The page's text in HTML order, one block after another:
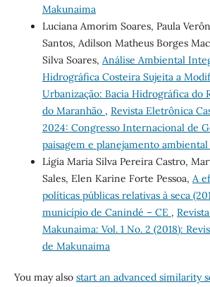
Makunaima
Luciana Amorim Soares, Paula
Santos, Adilson Matheus Borges
Silva Soares, Análise Ambiental
Hidrográfica Costeira Sujeita a
Urbanização: Bacia Hidrográfica do
do Maranhão , Revista Eletrônica
2024: Congresso Internacional de
paisagem e planejamento
Lígia Maria Silva Pereira Castro,
Sales, Elen Karine Forte Pessoa, A
políticas públicas relativas à seca
município de Canindé – CE ,
Makunaima: Vol. 1 No. 2 (2018):
de Makunaima
You may also start an advanced similarity